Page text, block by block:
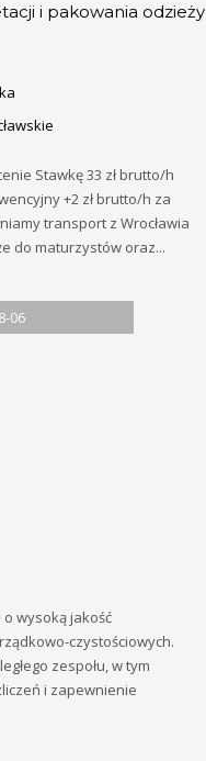
i pakowania odzieży
Stawkę 33 zł brutto/h
+2 zł brutto/h za
transport z Wrocławia
do maturzystów oraz...
06
wysoką jakość
czystościowych.
zespołu, w tym
i zapewnienie